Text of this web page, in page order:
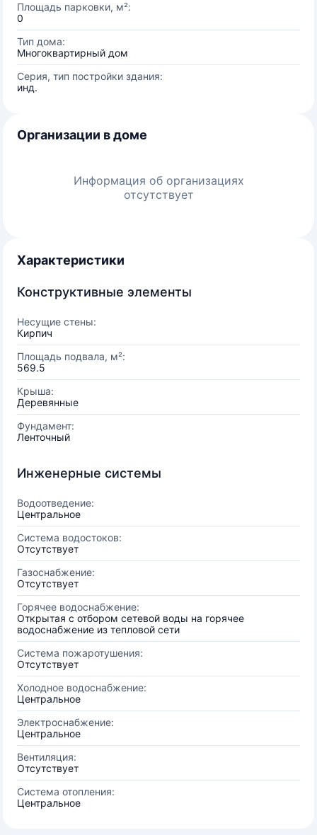
Площадь парковки, м²:
0
Тип дома:
Многоквартирный дом
Серия, тип постройки здания:
инд.
Организации в доме
Информация об организациях
отсутствует
Характеристики
Конструктивные элементы
Несущие стены:
Кирпич
Площадь подвала, м²:
569.5
Крыша:
Деревянные
Фундамент:
Ленточный
Инженерные системы
Водоотведение:
Центральное
Система водостоков:
Отсутствует
Газоснабжение:
Отсутствует
Горячее водоснабжение:
Открытая с отбором сетевой воды на горячее
водоснабжение из тепловой сети
Система пожаротушения:
Отсутствует
Холодное водоснабжение:
Центральное
Электроснабжение:
Центральное
Вентиляция:
Отсутствует
Система отопления:
Центральное